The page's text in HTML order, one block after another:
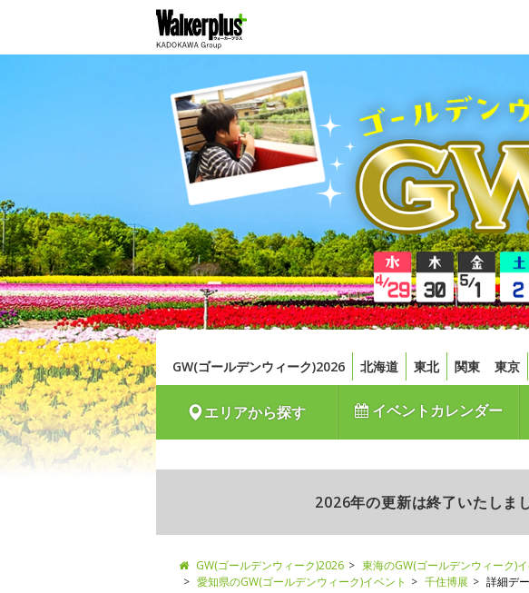
GW(ゴールデンウィーク)2026 北海道 東北 関東 東京
エリアから探す イベントカレンダー
2026年の更新は終了いたしま
GW(ゴールデンウィーク)2026 東海のGW(ゴールデンウィーク)
愛知県のGW(ゴールデンウィーク)イベント
千住博展 詳細デ